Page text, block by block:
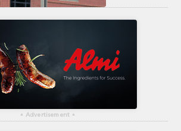
▴ Advertisement ▴